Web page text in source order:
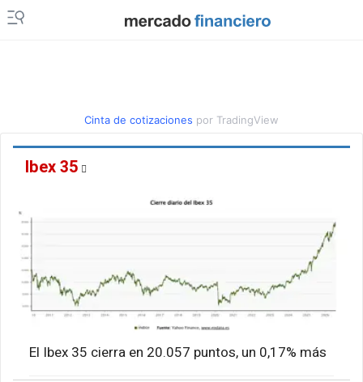
Cinta de cotizaciones por TradingView
Ibex 35
El Ibex 35 cierra en 20.057 puntos, un 0,17% más